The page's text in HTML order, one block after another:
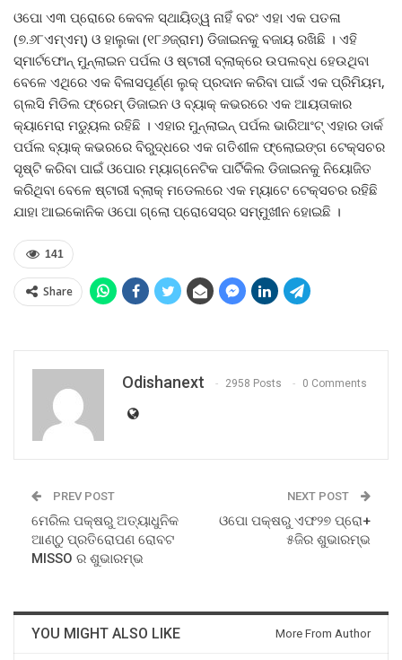
ଓପୋ ଏ୩ ପ୍ରୋରେ କେବଳ ସ୍ଥାୟିତ୍ୱ ନାହିଁ ବରଂ ଏହା ଏକ ପତଳା
(୭.୬୮ଏମ୍‌ଏମ୍‌) ଓ ହାଲୁକା (୧୮୬ଜ୍ରାମ) ଡିଜାଇନକୁ ବଜାୟ ରଖିଛି । ଏହି
ସ୍ମାର୍ଟଫୋନ୍ ମୁନ୍‌ଲାଇନ ପର୍ପଲ ଓ ଷ୍ଟାରୀ ବ୍ଲାକ୍‌ରେ ଉପଲବ୍ଧ ହେଉଥିବା
ବେଳେ ଏଥିରେ ଏକ ବିଳାସପୂର୍ଣ୍ଣ ଲୁକ୍ ପ୍ରଦାନ କରିବା ପାଇଁ ଏକ ପ୍ରିମିୟମ,
ଗ୍ଲସି ମିଡିଲ ଫ୍ରେମ୍ ଡିଜାଇନ ଓ ବ୍ୟାକ୍ କଭରରେ ଏକ ଆୟତାକାର
କ୍ୟାମେରା ମଡ୍ୟୁଲ ରହିଛି । ଏହାର ମୁନ୍‌ଲାଇନ୍ ପର୍ପଲ ଭାରିଆଂଟ୍ ଏହାର ଡାର୍କ
ପର୍ପଲ ବ୍ୟାକ୍ କଭରରେ ବିରୁଦ୍ଧରେ ଏକ ଗତିଶୀଳ ଫ୍ଲୋଇଙ୍ଗ ଟେକ୍ସଚର
ସୃଷ୍ଟି କରିବା ପାଇଁ ଓପୋର ମ୍ୟାଗ୍ନେଟିକ ପାର୍ଟିକିଲ ଡିଜାଇନକୁ ନିୟୋଜିତ
କରିଥିବା ବେଳେ ଷ୍ଟାରୀ ବ୍ଲାକ୍ ମଡେଲରେ ଏକ ମ୍ୟାଟେ ଟେକ୍ସଚର ରହିଛି
ଯାହା ଆଇକୋନିକ ଓପୋ ଗ୍ଲୋ ପ୍ରୋସେସ୍‌ର ସମ୍ମୁଖୀନ ହୋଇଛି ।
141
Share
Odishanext 2958 Posts 0 Comments
PREV POST
ମେରିଲ ପକ୍ଷରୁ ଅତ୍ୟାଧୁନିକ
ଆଣ୍ଠୁ ପ୍ରତିରୋପଣ ରୋବଟ
MISSO ର ଶୁଭାରମ୍ଭ
NEXT POST
ଓପୋ ପକ୍ଷରୁ ଏଫ୨୭ ପ୍ରୋ+
୫ଜିର ଶୁଭାରମ୍ଭ
YOU MIGHT ALSO LIKE More From Author